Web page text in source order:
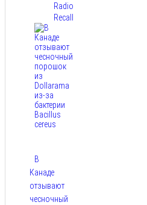
Radio
Recall
В
Канаде
отзывают
чесночный